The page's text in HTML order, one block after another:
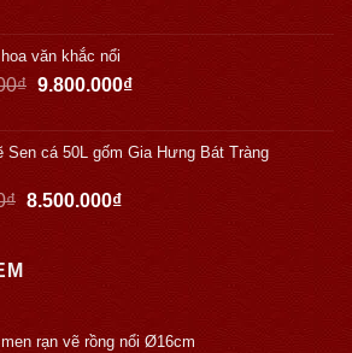
văn khắc nổi
₫ 9.800.000₫
Sen cá 50L gốm Gia Hưng Bát Tràng
₫ 8.500.000₫
rạn vẽ rồng nổi Ø16cm